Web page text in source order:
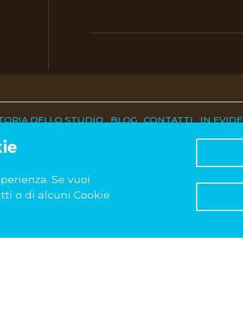
DELLO STUDIO BLOG CONTATTI IN
Se vuoi
o di alcuni Cookie